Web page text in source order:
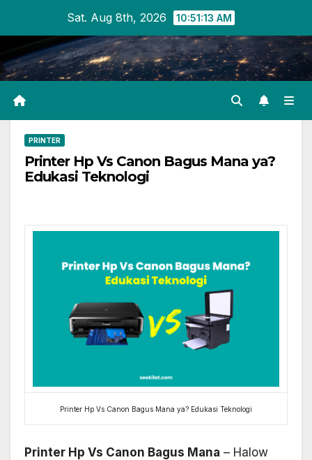
content
Sat. Aug 8th, 2026 10:51:14 AM
PRINTER
Printer Hp Vs Canon Bagus Mana ya?
Edukasi Teknologi
Printer Hp Vs Canon Bagus Mana ya? Edukasi Teknologi
Printer Hp Vs Canon Bagus Mana – Halow